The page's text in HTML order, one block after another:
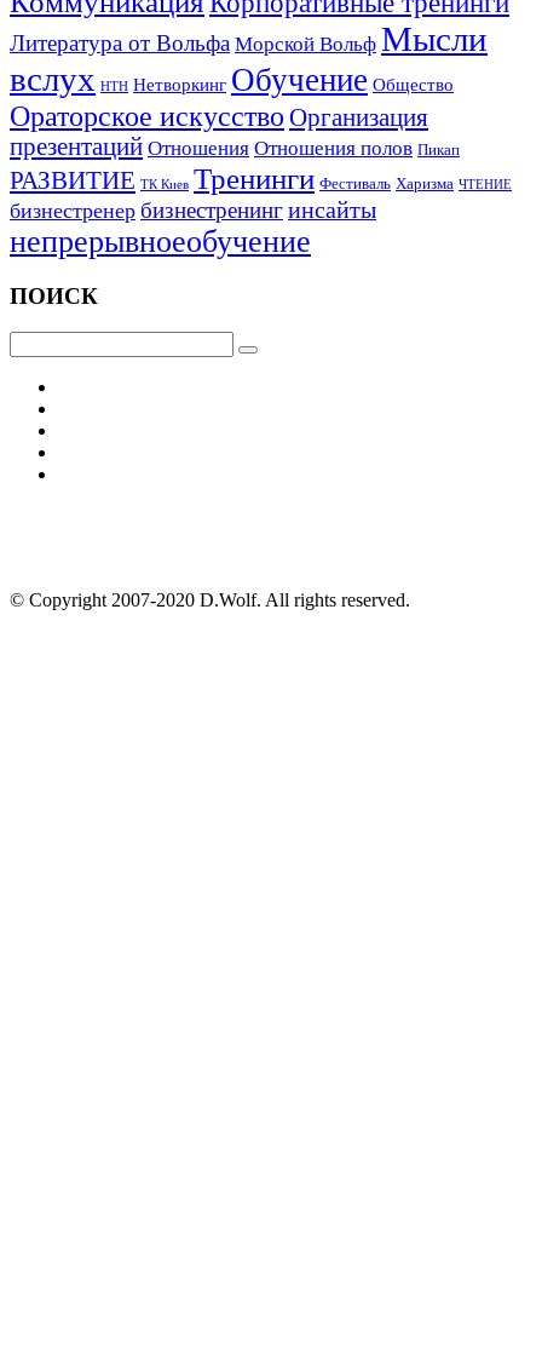
Литература от Вольфа Морской Вольф Мысли
вслух НТН Нетворкинг Обучение Общество
Ораторское искусство Организация
презентаций Отношения Отношения полов Пикап
РАЗВИТИЕ ТК Киев Тренинги Фестиваль Харизма ЧТЕНИЕ
бизнестренер бизнестренингинсайты
непрерывноеобучение
ПОИСК
© Copyright 2007-2020 D.Wolf. All rights reserved.